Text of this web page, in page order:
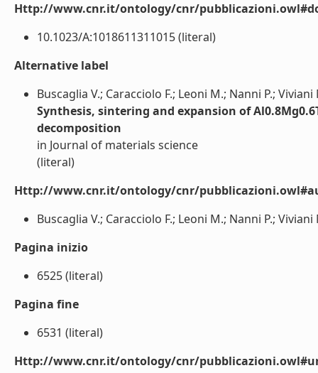
Http://www.cnr.it/ontology/cnr/
10.1023/A:1018611311015 (literal)
Alternative label
Buscaglia V.; Caracciolo F.; Leoni M.; Nanni P.; Viviani
Synthesis, sintering and expansion of
decomposition
in Journal of materials science
(literal)
Http://www.cnr.it/ontology/cnr/
Buscaglia V.; Caracciolo F.; Leoni M.; Nanni P.;
Pagina inizio
6525 (literal)
Pagina fine
6531 (literal)
Http://www.cnr.it/ontology/cnr/